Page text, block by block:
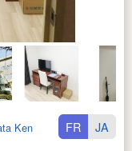
Ken FR JA